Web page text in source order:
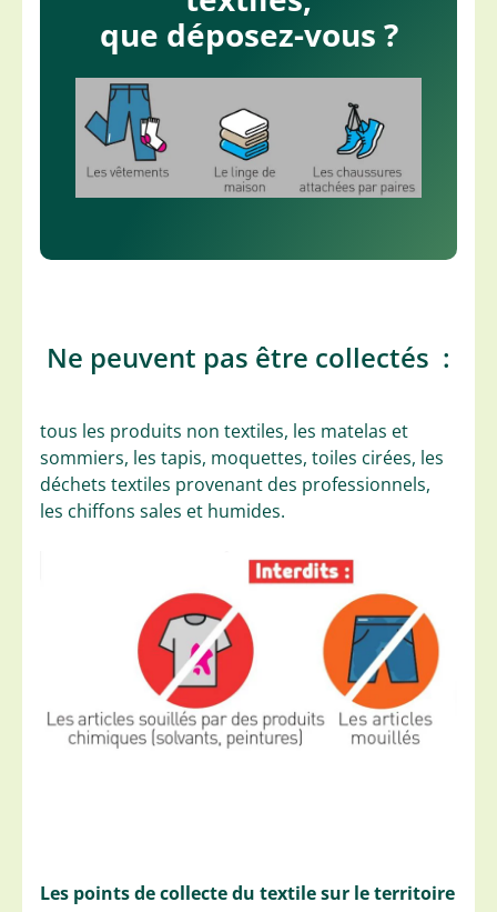
que déposez-vous ?
Ne peuvent pas être collectés :
tous les produits non textiles, les matelas et
sommiers, les tapis, moquettes, toiles cirées, les
déchets textiles provenant des professionnels,
les chiffons sales et humides.
Les points de collecte du textile sur le territoire